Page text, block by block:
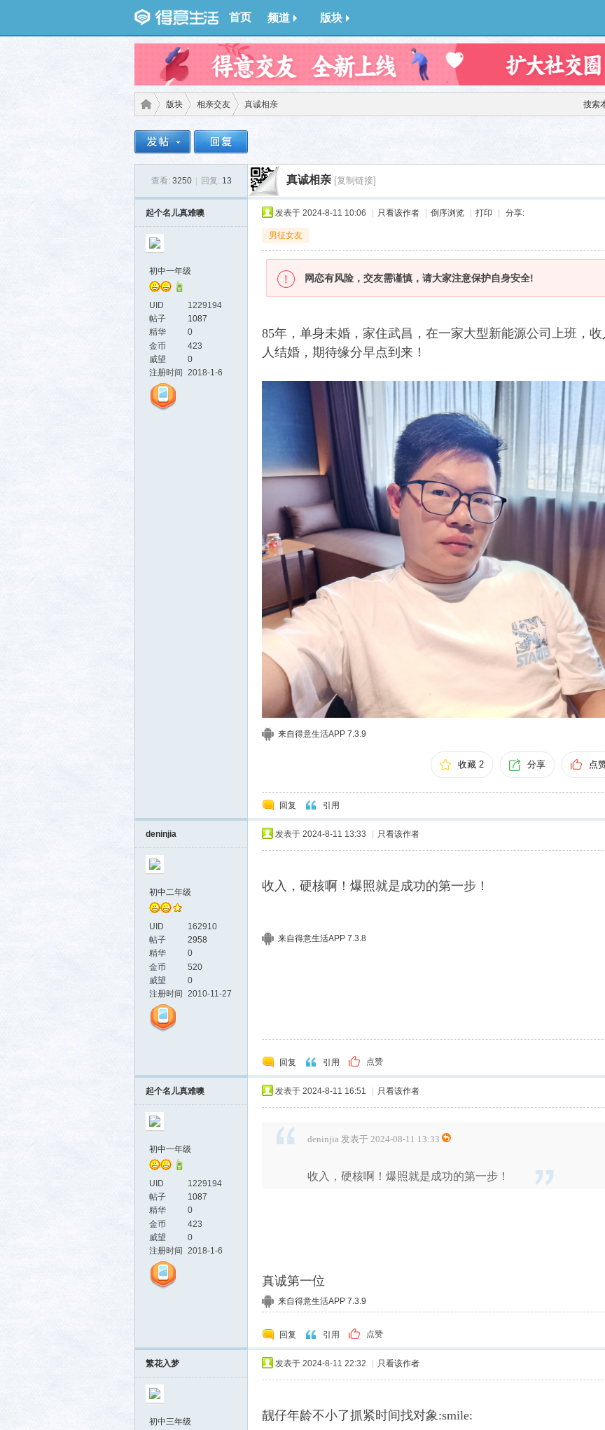
首页 频道 版块
搜索
得意
消费
›
版块
›
相亲交友
›
真诚相亲
查看: 3250 回复: 13 真诚相亲 [复制链接]
起个名儿真难噢
初中一年级
UID
1229194
帖子
1087
精华
0
金币
423
威望
0
注册时间
2018-1-6
发表于 2024-8-11 10:06 只看该作者 倒序浏览 打印 分享:
男征女友
网恋有风险，交友需谨慎，请大家注意保护自身安全!
85年，单身未婚，家住武昌，在一家大型新能源公司上班，
人结婚，期待缘分早点到来！
来自得意生活APP 7.3.9
收藏 2 分享 点
回复 引用
deninjia
初中二年级
UID
162910
帖子
2958
精华
0
金币
520
威望
0
注册时间
2010-11-27
发表于 2024-8-11 13:33 只看该作者
收入，硬核啊！爆照就是成功的第一步！
来自得意生活APP 7.3.8
回复 引用 点赞
起个名儿真难噢
初中一年级
UID
1229194
帖子
1087
精华
0
金币
423
威望
0
注册时间
2018-1-6
发表于 2024-8-11 16:51 只看该作者
deninjia 发表于 2024-08-11 13:33
收入，硬核啊！爆照就是成功的第一步！
真诚第一位
来自得意生活APP 7.3.9
回复 引用 点赞
繁花入梦
初中三年级
发表于 2024-8-11 22:32 只看该作者
靓仔年龄不小了抓紧时间找对象:smile: